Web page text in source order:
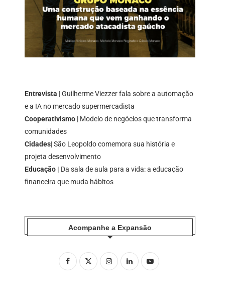
Entrevista | Guilherme Viezzer fala sobre a automação
e a IA no mercado supermercadista
Cooperativismo | Modelo de negócios que transforma
comunidades
Cidades| São Leopoldo comemora sua história e
projeta desenvolvimento
Educação | Da sala de aula para a vida: a educação
financeira que muda hábitos
Acompanhe a Expansão